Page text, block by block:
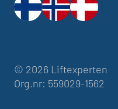
© 2026 Liftexperten
Org.nr: 559029-1562